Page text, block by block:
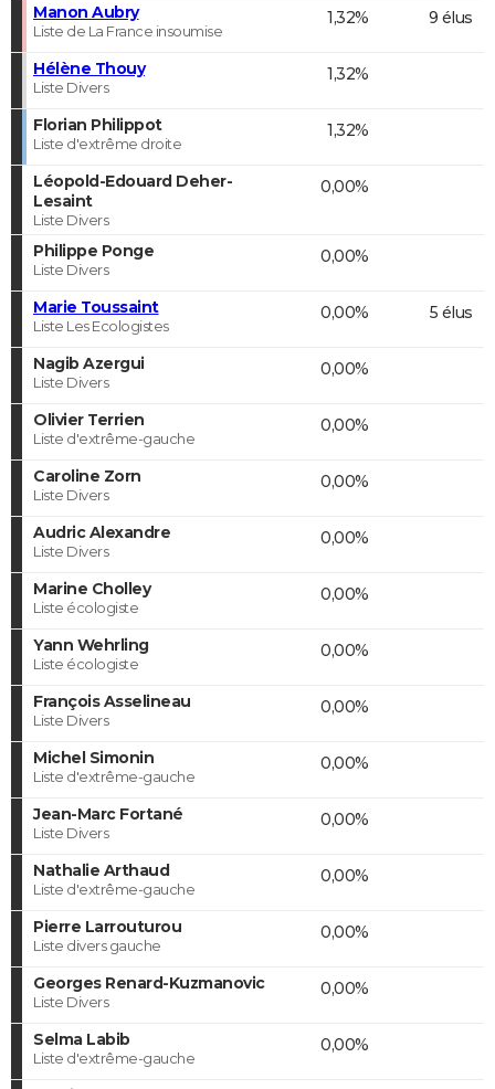
Manon Aubry
Liste de La France insoumise
1,32% 9 élus
Hélène Thouy
Liste Divers
1,32%
Florian Philippot
Liste d'extrême droite
1,32%
Léopold-Edouard Deher-
Lesaint
Liste Divers
0,00%
Philippe Ponge
Liste Divers
0,00%
Marie Toussaint
Liste Les Ecologistes
0,00% 5 élus
Nagib Azergui
Liste Divers
0,00%
Olivier Terrien
Liste d'extrême-gauche
0,00%
Caroline Zorn
Liste Divers
0,00%
Audric Alexandre
Liste Divers
0,00%
Marine Cholley
Liste écologiste
0,00%
Yann Wehrling
Liste écologiste
0,00%
François Asselineau
Liste Divers
0,00%
Michel Simonin
Liste d'extrême-gauche
0,00%
Jean-Marc Fortané
Liste Divers
0,00%
Nathalie Arthaud
Liste d'extrême-gauche
0,00%
Pierre Larrouturou
Liste divers gauche
0,00%
Georges Renard-Kuzmanovic
Liste Divers
0,00%
Selma Labib
Liste d'extrême-gauche
0,00%